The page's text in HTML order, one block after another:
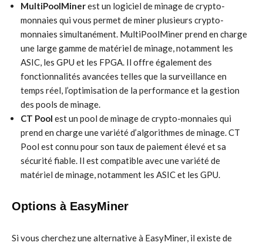
MultiPoolMinerest un logiciel de minage de crypto-
monnaies qui vous permet de miner plusieurs crypto-
monnaies simultanément. MultiPoolMiner prend en charge
une large gamme de matériel de minage, notamment les
ASIC, les GPU et les FPGA. Il offre également des
fonctionnalités avancées telles que la surveillance en
temps réel, l’optimisation de la performance et la gestion
des pools de minage.
CT Pool est un pool de minage de crypto-monnaies qui
prend en charge une variété d’algorithmes de minage. CT
Pool est connu pour son taux de paiement élevé et sa
sécurité fiable. Il est compatible avec une variété de
matériel de minage, notamment les ASIC et les GPU.
Options à EasyMiner
Si vous cherchez une alternative à EasyMiner, il existe de